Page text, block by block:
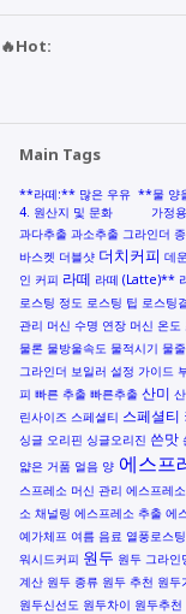
🔥Hot:
Main Tags
**라떼:** 많은 우유 **물 양
4. 원산지 및 문화
가정
과다추출 과소추출 그라인더
바스켓 더블샷 더치커피 데
인 커피 라떼 라떼 (Latte)**
로스팅 정도 로스팅 팁 로스팅
관리 머신 수명 연장 머신 온도
물론 물방울속도 물적시기 물
그라인더 보일러 설정 가이드
피 빠른 추출 빠른추출 산미
린사이즈 스페셜티 스페셜티
싱글 오리핀 싱글오리진 쓴맛
얇은 거품 얼음 양 에스프
스프레소 머신 관리 에스프레
소 채널링 에스프레소 추출 에
예가체프 여름 음료 열풍로스팅
워시드커피 원두 원두 그라인
계산 원두 종류 원두 추천 원두
원두신선도 원두차이 원두추천